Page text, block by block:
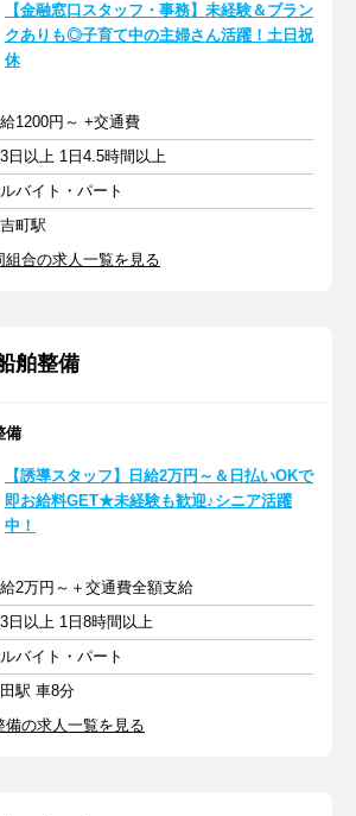
【金融窓口スタッフ・事務】未経験＆ブラン
クありも◎子育て中の主婦さん活躍！土日祝
休
1200円～ +交通費
日以上 1日4.5時間以上
バイト・パート
町駅
合の求人一覧を見る
舶整備
備
【誘導スタッフ】日給2万円～＆日払いOKで
即お給料GET★未経験も歓迎♪シニア活躍
中！
給2万円～＋交通費全額支給
日以上 1日8時間以上
バイト・パート
駅 車8分
の求人一覧を見る